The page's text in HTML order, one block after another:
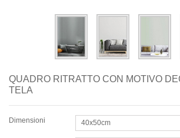
QUADRO RITRATTO CON MOTIVO
TELA
Dimensioni 40x50cm